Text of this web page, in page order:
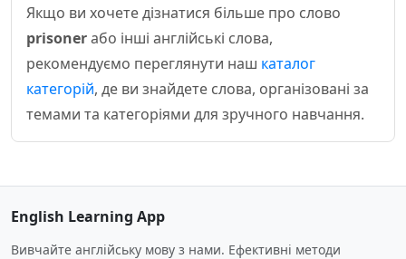
Якщо ви хочете дізнатися більше про слово
prisonerабо інші англійські слова,
рекомендуємо переглянути наш каталог
категорій, де ви знайдете слова, організовані за
темами та категоріями для зручного навчання.
English Learning App
Вивчайте англійську мову з нами. Ефективні методи